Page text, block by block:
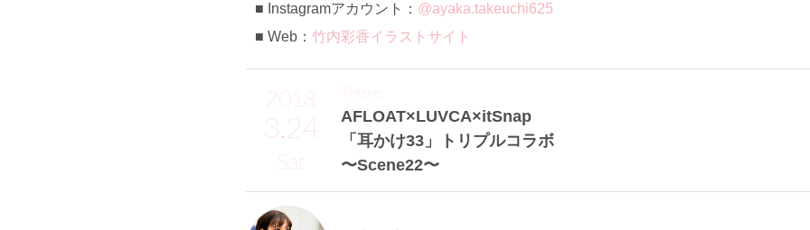
Instagramアカウント： @ayaka.takeuchi625
Web： 竹内彩香イラストサイト
2018
3.24
Sat
AFLOAT×LUVCA×itSnap
「耳かけ33」トリプルコラボ
〜Scene22〜
Theme